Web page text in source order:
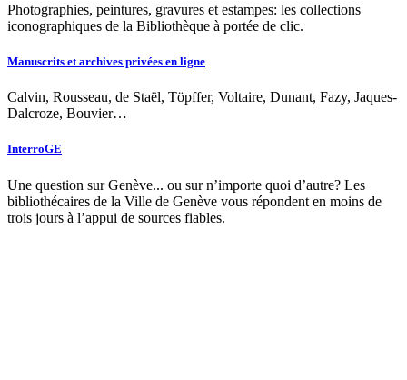
Photographies, peintures, gravures et estampes: les collections
iconographiques de la Bibliothèque à portée de clic.
Manuscrits et archives privées en ligne
Calvin, Rousseau, de Staël, Töpffer, Voltaire, Dunant, Fazy, Jaques-
Dalcroze, Bouvier…
InterroGE
Une question sur Genève... ou sur n’importe quoi d’autre? Les
bibliothécaires de la Ville de Genève vous répondent en moins de
trois jours à l’appui de sources fiables.